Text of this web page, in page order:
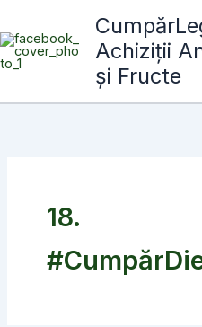
to
content
Achiziții
și Fructe
18.